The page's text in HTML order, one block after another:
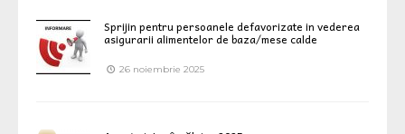
Sprijin pentru persoanele defavorizate in vederea
asigurarii alimentelor de baza/mese calde
26 noiembrie 2025